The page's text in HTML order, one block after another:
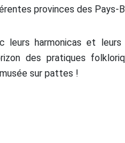
provinces des Pays-
leurs harmonicas et
des pratiques
sur pattes !